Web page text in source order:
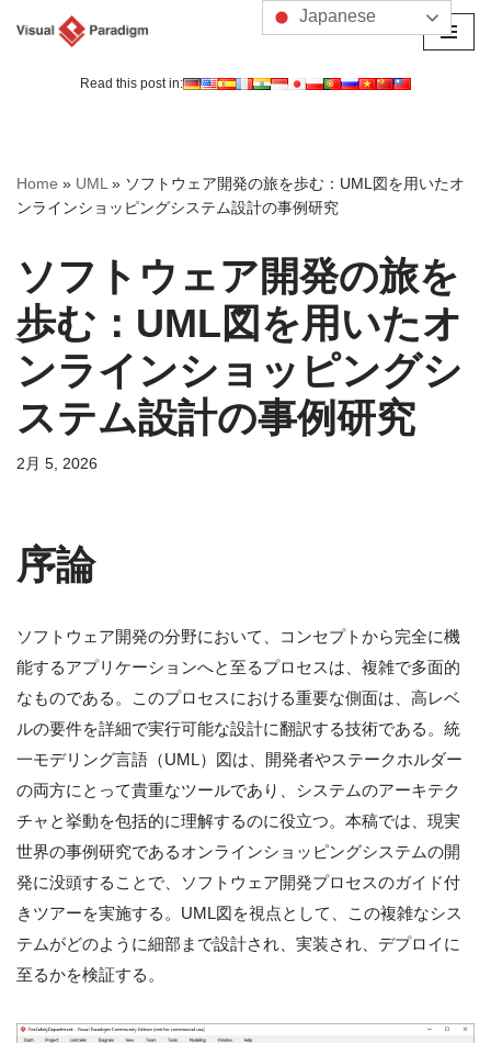
へ
ス
ッ
プ
Read this post in:
Home » UML» ソフトウェア開発の旅を歩む：UML図を用いたオ
ンラインショッピングシステム設計の事例研究
ソフトウェア開発の旅を
歩む：UML図を用いたオ
ンラインショッピングシ
ステム設計の事例研究
2月 5, 2026
序論
ソフトウェア開発の分野において、コンセプトから完全に機
能するアプリケーションへと至るプロセスは、複雑で多面的
なものである。このプロセスにおける重要な側面は、高レベ
ルの要件を詳細で実行可能な設計に翻訳する技術である。統
一モデリング言語（UML）図は、開発者やステークホルダー
の両方にとって貴重なツールであり、システムのアーキテク
チャと挙動を包括的に理解するのに役立つ。本稿では、現実
世界の事例研究であるオンラインショッピングシステムの開
発に没頭することで、ソフトウェア開発プロセスのガイド付
きツアーを実施する。UML図を視点として、この複雑なシス
テムがどのように細部まで設計され、実装され、デプロイに
至るかを検証する。
Japanese